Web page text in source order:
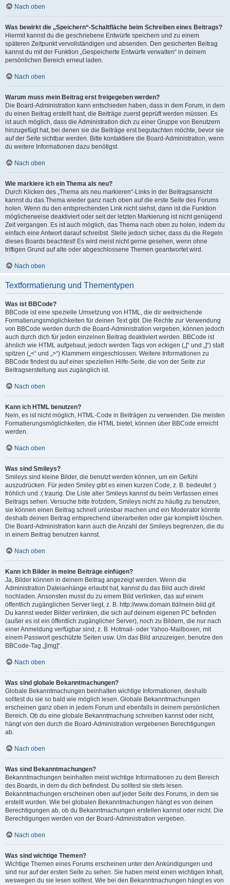
Nach oben
Was bewirkt die „Speichern“-Schaltfläche beim Schreiben eines Beitrags?
Hiermit kannst du die geschriebene Entwürfe speichern und zu einem
späteren Zeitpunkt vervollständigen und absenden. Den gesicherten Beitrag
kannst du mit der Funktion „Gespeicherte Entwürfe verwalten“ in deinem
persönlichen Bereich erneut laden.
Nach oben
Warum muss mein Beitrag erst freigegeben werden?
Die Board-Administration kann entschieden haben, dass in dem Forum, in dem
du einen Beitrag erstellt hast, die Beiträge zuerst geprüft werden müssen. Es
ist auch möglich, dass die Administration dich zu einer Gruppe von Benutzern
hinzugefügt hat, bei denen sie die Beiträge erst begutachten möchte, bevor sie
auf der Seite sichtbar werden. Bitte kontaktiere die Board-Administration, wenn
du weitere Informationen dazu benötigst.
Nach oben
Wie markiere ich ein Thema als neu?
Durch Klicken des „Thema als neu markieren“-Links in der Beitragsansicht
kannst du das Thema wieder ganz nach oben auf die erste Seite des Forums
holen. Wenn du den entsprechenden Link nicht siehst, dann ist die Funktion
möglicherweise deaktiviert oder seit der letzten Markierung ist nicht genügend
Zeit vergangen. Es ist auch möglich, das Thema nach oben zu holen, indem du
einfach eine Antwort darauf schreibst. Stelle jedoch sicher, dass du die Regeln
dieses Boards beachtest! Es wird meist nicht gerne gesehen, wenn ohne
triftigen Grund auf alte oder abgeschlossene Themen geantwortet wird.
Nach oben
Textformatierung und Thementypen
Was ist BBCode?
BBCode ist eine spezielle Umsetzung von HTML, die dir weitreichende
Formatierungsmöglichkeiten für deinen Text gibt. Die Rechte zur Verwendung
von BBCode werden durch die Board-Administration vergeben, können jedoch
auch durch dich für jeden einzelnen Beitrag deaktiviert werden. BBCode ist
ähnlich wie HTML aufgebaut, jedoch werden Tags von eckigen („[“ und „]“) statt
spitzen („<“ und „>“) Klammern eingeschlossen. Weitere Informationen zu
BBCode findest du auf einer speziellen Hilfe-Seite, die von der Seite zur
Beitragserstellung aus zugänglich ist.
Nach oben
Kann ich HTML benutzen?
Nein, es ist nicht möglich, HTML-Code in Beiträgen zu verwenden. Die meisten
Formatierungsmöglichkeiten, die HTML bietet, können über BBCode erreicht
werden.
Nach oben
Was sind Smileys?
Smileys sind kleine Bilder, die benutzt werden können, um ein Gefühl
auszudrücken. Für jeden Smiley gibt es einen kurzen Code, z. B. bedeutet :)
fröhlich und :( traurig. Die Liste aller Smileys kannst du beim Verfassen eines
Beitrags sehen. Versuche bitte trotzdem, Smileys nicht zu häufig zu benutzen,
sie können einen Beitrag schnell unlesbar machen und ein Moderator könnte
deshalb deinen Beitrag entsprechend überarbeiten oder gar komplett löschen.
Die Board-Administration kann auch die Anzahl der Smileys begrenzen, die du
in einem Beitrag benutzen kannst.
Nach oben
Kann ich Bilder in meine Beiträge einfügen?
Ja, Bilder können in deinem Beitrag angezeigt werden. Wenn die
Administration Dateianhänge erlaubt hat, kannst du das Bild auch direkt
hochladen. Ansonsten musst du zu einem Bild verlinken, das auf einem
öffentlich zugänglichen Server liegt, z. B. http://www.domain.tld/mein-bild.gif.
Du kannst weder Bilder verlinken, die sich auf deinem eigenen PC befinden
(außer es ist ein öffentlich zugänglicher Server), noch zu Bildern, die nur nach
einer Anmeldung verfügbar sind, z. B. Hotmail- oder Yahoo-Mailboxen, mit
einem Passwort geschützte Seiten usw. Um das Bild anzuzeigen, benutze den
BBCode-Tag „[img]“.
Nach oben
Was sind globale Bekanntmachungen?
Globale Bekanntmachungen beinhalten wichtige Informationen, deshalb
solltest du sie so bald wie möglich lesen. Globale Bekanntmachungen
erscheinen ganz oben in jedem Forum und ebenfalls in deinem persönlichen
Bereich. Ob du eine globale Bekanntmachung schreiben kannst oder nicht,
hängt von den durch die Board-Administration vergebenen Berechtigungen
ab.
Nach oben
Was sind Bekanntmachungen?
Bekanntmachungen beinhalten meist wichtige Informationen zu dem Bereich
des Boards, in dem du dich befindest. Du solltest sie stets lesen.
Bekanntmachungen erscheinen oben auf jeder Seite des Forums, in dem sie
erstellt wurden. Wie bei globalen Bekanntmachungen hängt es von deinen
Berechtigungen ab, ob du Bekanntmachungen erstellen kannst oder nicht. Die
Berechtigungen werden von der Board-Administration vergeben.
Nach oben
Was sind wichtige Themen?
Wichtige Themen eines Forums erscheinen unter den Ankündigungen und
sind nur auf der ersten Seite zu sehen. Sie haben meist einen wichtigen Inhalt,
weswegen du sie lesen solltest. Wie bei den Bekanntmachungen hängt es von